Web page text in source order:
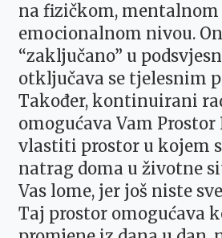
na fizičkom, mentalnom
emocionalnom nivou.
“zaključano” u
otključava se tjelesnim
Također, kontinuirani
omogućava Vam Prostor
vlastiti prostor u kojem
natrag doma u životne
Vas lome, jer još niste
Taj prostor omogućava